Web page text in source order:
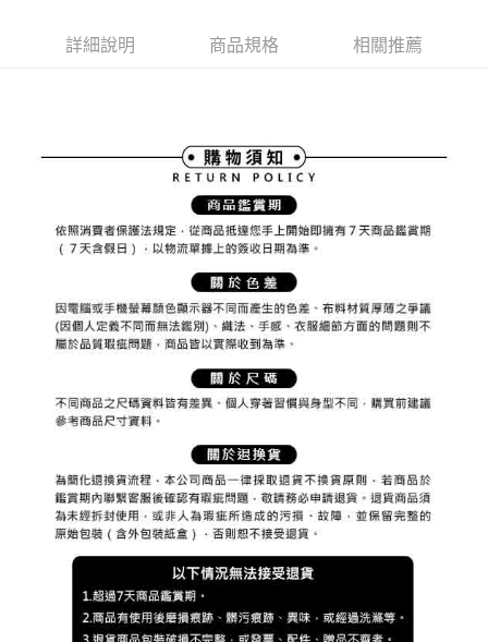
消。如遇「轉專審核」未通過狀況，表示未達大哥付你分期系統評分，恕無
2.透過簡訊連結打開帳單後，可選擇「超商條碼／台灣大直營門市／銀行轉
帳／街口支付／iPASS MONEY」等通路繳費。
1.本服務係由「台灣大哥大股份有限公司」（以下簡稱本公司）所提供，讓
用戶於交易時，得透過本服務購買商品或服務，並由商店將買賣／分期付款
2.基於同意付款使用「大哥付你分期」之契約關係目的，商店將以您的個人
資料（包含姓名、電話或地址）提供予台灣大哥大進項蒐集、處理及利用，
由本公司與您本人進行分期帳單所需資料之確認、核對及更正。
3.完整用戶服務條款，請詳閱以下連結：https://oppay.tw/userRule
１．簡單：不需註冊會員、不需綁卡、不需儲值。
結帳頁面，進行簡訊認證並確認金額後，即可完成結帳。
２．訂單成立數日內，您將收到繳費通知簡訊。
３．收到繳費通知簡訊後14天內，點擊此簡訊中的連結，可透過四大超商／
ATM／網路銀行／等多元方式進行付款，方視為交易完成。
※ 請注意：結帳手續完成當下不需立刻繳費，但若您需要取消訂單，請聯絡
購買商品的店家。未經商家同意取消之訂單仍視為有效，需透過AFTEE先享
※ 交易是否成功請以「AFTEE先享後付 」之結帳頁面顯示為準，若有關於
是否繳費成功／繳費後需取消欲退款等相關疑問，請聯繫「AFTEE先享後付
客戶支援中心」https://netprotections.freshdesk.com/support/home
１．透過由恩沛科技股份有限公司提供之「AFTEE先享後付」服務完成之交
易，需依本服務之必要範圍內提供個人資料，並將交易相關給付款項請求債
２．關於個人資料處理事宜，請瀏覽以下網址：
https://aftee.tw/terms/#terms3
３．未成年的使用者請事先徵得法定代理人或監護人之同意方可使用
「AFTEE先享後付」，若未經同意申辦者引起之損失，本公司不負相關責
４．使用「AFTEE先享後付」時，將依據個別帳號之用戶狀況，依本公司即
時審查核予不同之上限額度；若仍有額度不足之情形，本公司將視審查結果
請求用戶進行身份認證。
５．嚴禁一人註冊多個帳號或使用他人資訊註冊。若發現惡意使用之情形，
恩沛科技股份有限公司將有權停止該用戶之使用額度並採取法律行動。
運送方式
付款後全家取貨
萊爾富取貨付款
免運費
免運費
免運費
免運費
詳細說明 商品規格 相關推薦